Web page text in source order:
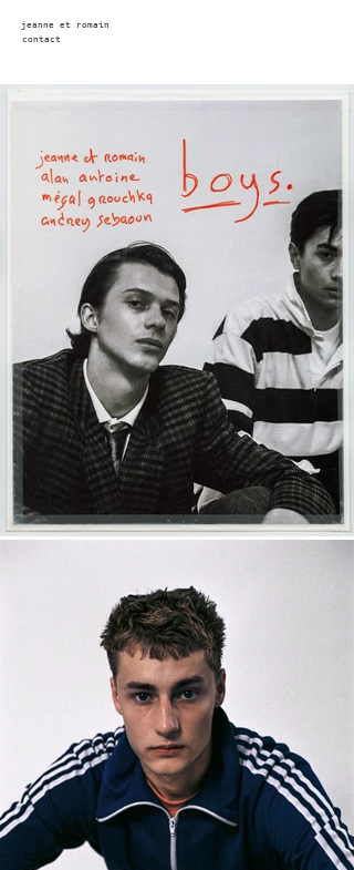
jeanne et romain
contact